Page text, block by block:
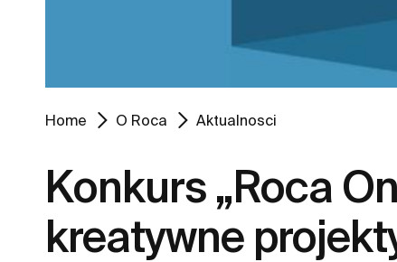
Home O Roca Aktualnosci
Konkurs „Roca
kreatywne